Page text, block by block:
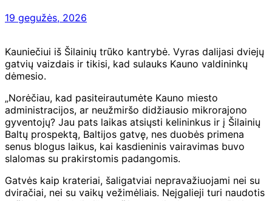
19 gegužės, 2026
Kauniečiui iš Šilainių trūko kantrybė. Vyras dalijasi dviejų
gatvių vaizdais ir tikisi, kad sulauks Kauno valdininkų
dėmesio.
„Norėčiau, kad pasiteirautumėte Kauno miesto
administracijos, ar neužmiršo didžiausio mikrorajono
gyventojų? Jau pats laikas atsiųsti kelininkus ir į Šilainių
Baltų prospektą, Baltijos gatvę, nes duobės primena
senus blogus laikus, kai kasdieninis vairavimas buvo
slalomas su prakirstomis padangomis.
Gatvės kaip krateriai, šaligatviai nepravažiuojami nei su
dviračiai, nei su vaikų vežimėliais. Neįgalieji turi naudotis